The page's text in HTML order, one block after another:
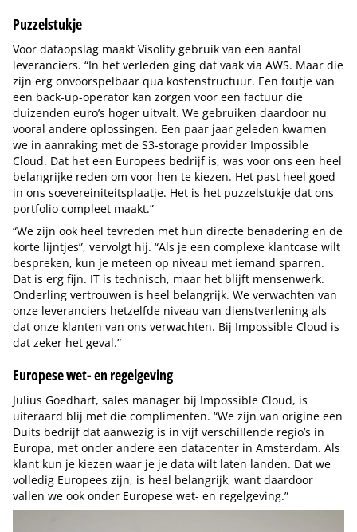
Puzzelstukje
Voor dataopslag maakt Visolity gebruik van een aantal
leveranciers. “In het verleden ging dat vaak via AWS. Maar die
zijn erg onvoorspelbaar qua kostenstructuur. Een foutje van
een back-up-operator kan zorgen voor een factuur die
duizenden euro’s hoger uitvalt. We gebruiken daardoor nu
vooral andere oplossingen. Een paar jaar geleden kwamen
we in aanraking met de S3-storage provider Impossible
Cloud. Dat het een Europees bedrijf is, was voor ons een heel
belangrijke reden om voor hen te kiezen. Het past heel goed
in ons soevereiniteitsplaatje. Het is het puzzelstukje dat ons
portfolio compleet maakt.”
“We zijn ook heel tevreden met hun directe benadering en de
korte lijntjes”, vervolgt hij. “Als je een complexe klantcase wilt
bespreken, kun je meteen op niveau met iemand sparren.
Dat is erg fijn. IT is technisch, maar het blijft mensenwerk.
Onderling vertrouwen is heel belangrijk. We verwachten van
onze leveranciers hetzelfde niveau van dienstverlening als
dat onze klanten van ons verwachten. Bij Impossible Cloud is
dat zeker het geval.”
Europese wet- en regelgeving
Julius Goedhart, sales manager bij Impossible Cloud, is
uiteraard blij met die complimenten. “We zijn van origine een
Duits bedrijf dat aanwezig is in vijf verschillende regio’s in
Europa, met onder andere een datacenter in Amsterdam. Als
klant kun je kiezen waar je je data wilt laten landen. Dat we
volledig Europees zijn, is heel belangrijk, want daardoor
vallen we ook onder Europese wet- en regelgeving.”